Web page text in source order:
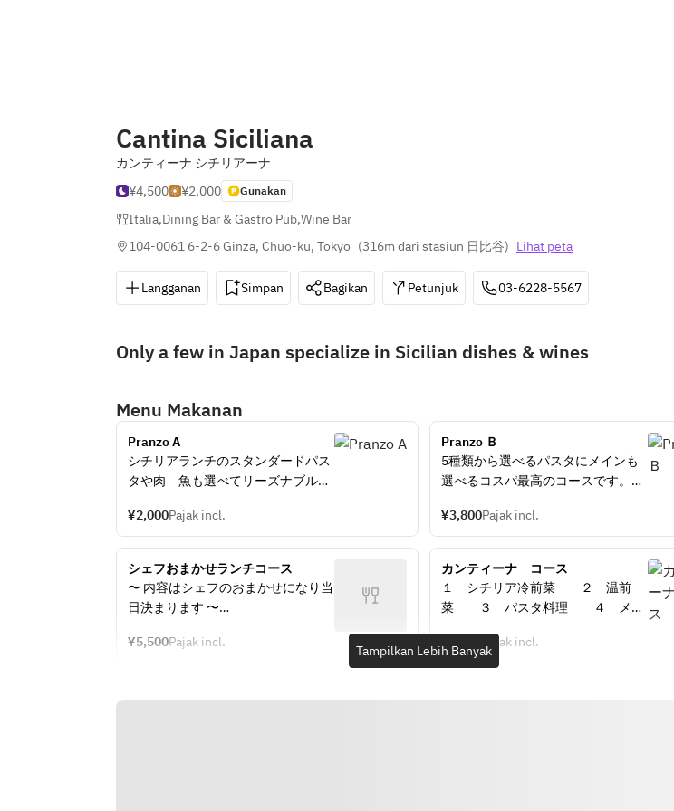
Cantina Siciliana
カンティーナ シチリアーナ
¥4,500
¥2,000 Gunakan
Italia,Dining Bar & Gastro Pub,Wine Bar
104-0061 6-2-6 Ginza, Chuo-ku, Tokyo (316m dari stasiun 日比谷) Lihat peta
Langganan Simpan Bagikan Petunjuk 03-6228-5567
Only a few in Japan specialize in Sicilian dishes & wines
Menu Makanan
Pranzo A
シチリアランチのスタンダードパス
タや肉　魚も選べてリーズナブルに
＊ケールサラダ
＊自家製パン
＊選べるパスタもしくは選べるメイ
ンから1皿
＊デザート
¥2,000Pajak incl.
Pranzo Ｂ
5種類から選べるパスタにメインも
選べるコスパ最高のコースです。
＊自家製パン
＊選べるパスタから1皿
＊選べるメインから1皿
＊デザート
＊コーヒー
¥3,800Pajak incl.
シェフおまかせランチコース
〜 内容はシェフのおまかせになり当
日決まります 〜
◆乾杯ドリンク（ノンアルコールも
¥5,500Pajak incl.
カンティーナ　コース
１　シチリア冷前菜　　２　温前
菜　　３　パスタ料理　　４　メイ
シェフおまかせの日替わりの内容に
なります。
Pajak incl.
Tampilkan Lebih Banyak